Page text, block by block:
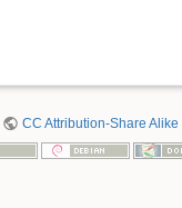
CC Attribution-Share Alike